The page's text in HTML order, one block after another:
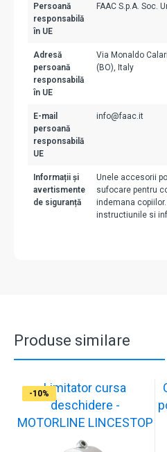
Persoană
responsabilă
în UE
FAAC S.p.A. Soc.
Adresă
persoană
responsabilă
în UE
Via Monaldo
(BO), Italy
E-mail
persoană
responsabilă
UE
info@faac.it
Informații și
avertismente
de siguranță
Unele accesorii
sufocare pentru
indemana
instructiunile si
Produse similare
-12%Limitator cursa
deschidere -
MOTORLINE LINCESTOP
-10%
-10%
-11%
-10%
-11%
-9%
-10%
-11%
-10%